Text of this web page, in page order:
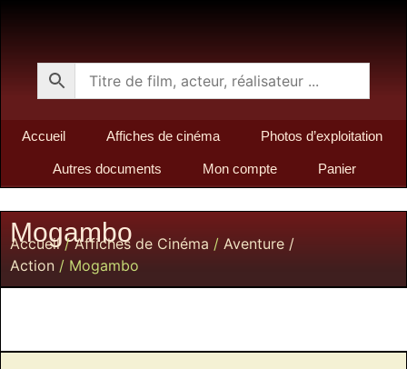
Accueil Affiches de cinéma Photos d’exploitation
Autres documents Mon compte Panier
Mogambo
Accueil/Affiches de Cinéma / Aventure /
Action / Mogambo